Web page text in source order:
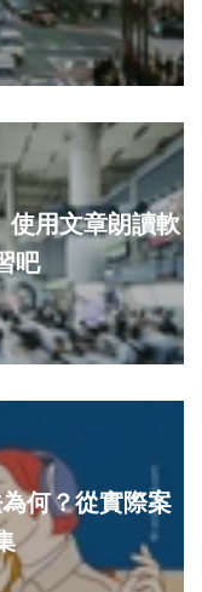
使用文章朗讀軟
吧
何？從實際案